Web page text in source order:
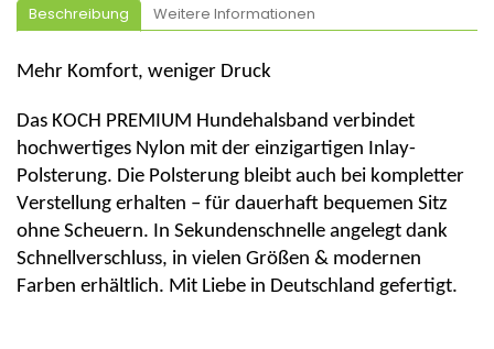
Beschreibung Weitere Informationen
Mehr Komfort, weniger Druck
Das KOCH PREMIUM Hundehalsband verbindet
hochwertiges Nylon mit der einzigartigen Inlay-
Polsterung. Die Polsterung bleibt auch bei kompletter
Verstellung erhalten – für dauerhaft bequemen Sitz
ohne Scheuern. In Sekundenschnelle angelegt dank
Schnellverschluss, in vielen Größen & modernen
Farben erhältlich. Mit Liebe in Deutschland gefertigt.